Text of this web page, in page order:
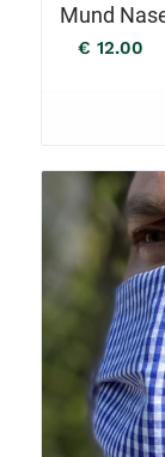
Mund
€ 12.00